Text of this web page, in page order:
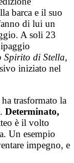
barca e il suo
di lui un
. A soli 23
Spirito di Stella,
iniziato nel
trasformato la
Determinato,
è il volto
Un esempio
impegno, e